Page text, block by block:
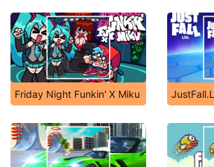
Friday Night Funkin' X Miku